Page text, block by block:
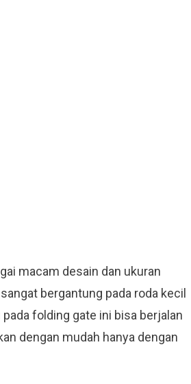
macam desain dan ukuran
bergantung pada roda kecil
folding gate ini bisa berjalan
dengan mudah hanya dengan